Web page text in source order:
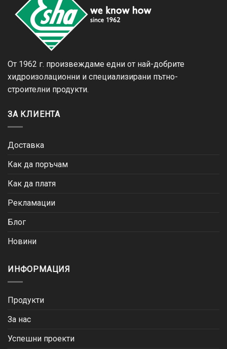
От 1962 г. произвеждаме едни от най-добрите
хидроизолационни и специализирани пътно-
строителни продукти.
ЗА КЛИЕНТА
Доставка
Как да поръчам
Как да платя
Рекламации
Блог
Новини
ИНФОРМАЦИЯ
Продукти
За нас
Успешни проекти